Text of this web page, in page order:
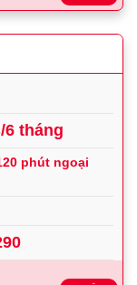
6 tháng
phút ngoại